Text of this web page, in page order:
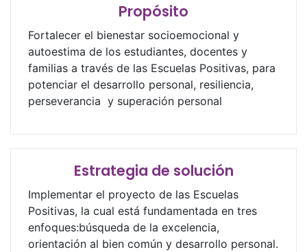
Propósito
Fortalecer el bienestar socioemocional y
autoestima de los estudiantes, docentes y
familias a través de las Escuelas Positivas, para
potenciar el desarrollo personal, resiliencia,
perseverancia y superación personal
Estrategia de solución
Implementar el proyecto de las Escuelas
Positivas, la cual está fundamentada en tres
enfoques:búsqueda de la excelencia,
orientación al bien común y desarrollo personal.